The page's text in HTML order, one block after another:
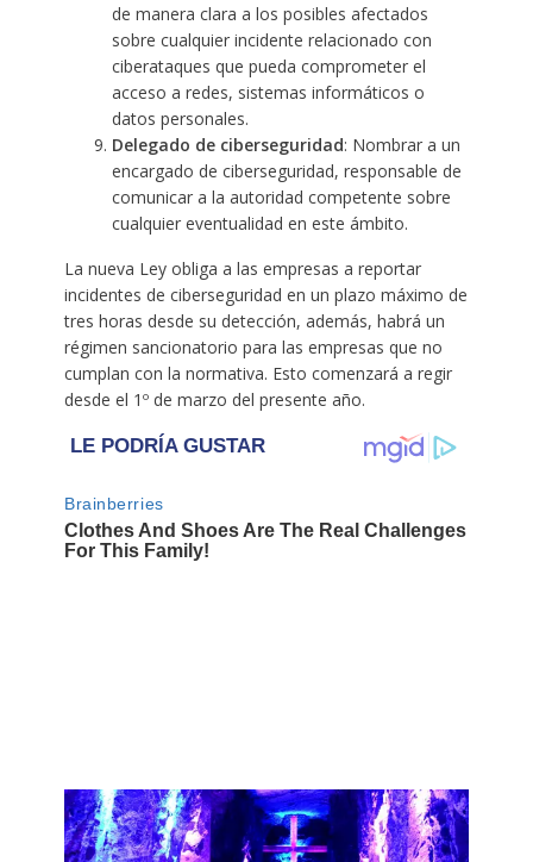
de manera clara a los posibles afectados
sobre cualquier incidente relacionado con
ciberataques que pueda comprometer el
acceso a redes, sistemas informáticos o
datos personales.
Delegado de ciberseguridad: Nombrar a un
encargado de ciberseguridad, responsable de
comunicar a la autoridad competente sobre
cualquier eventualidad en este ámbito.
La nueva Ley obliga a las empresas a reportar
incidentes de ciberseguridad en un plazo máximo de
tres horas desde su detección, además, habrá un
régimen sancionatorio para las empresas que no
cumplan con la normativa. Esto comenzará a regir
desde el 1º de marzo del presente año.